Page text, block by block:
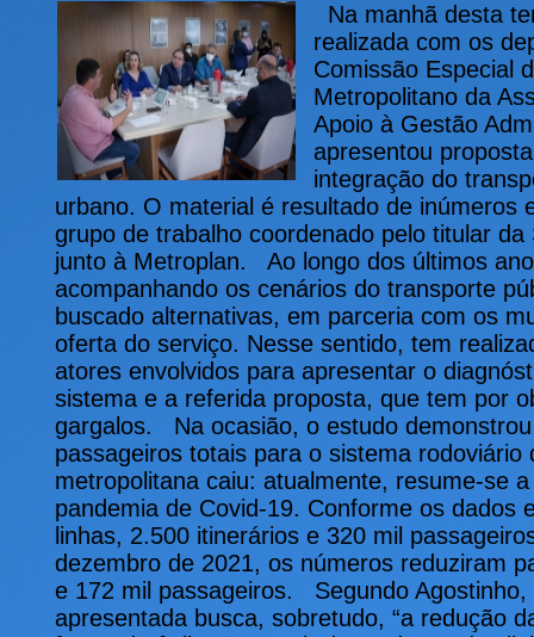
Na manhã desta
realizada com os
Comissão Especial
Metropolitano da
Apoio à Gestão
apresentou
integração do
urbano. O material é resultado de inúmeros
grupo de trabalho coordenado pelo titular
junto à Metroplan. Ao longo dos últimos
acompanhando os cenários do transporte
buscado alternativas, em parceria com os
oferta do serviço. Nesse sentido, tem
atores envolvidos para apresentar o
sistema e a referida proposta, que tem por
gargalos. Na ocasião, o estudo
passageiros totais para o sistema rodoviário
metropolitana caiu: atualmente, resume-se
pandemia de Covid-19. Conforme os dados
linhas, 2.500 itinerários e 320 mil
dezembro de 2021, os números reduziram
e 172 mil passageiros. Segundo
apresentada busca, sobretudo, “a redução